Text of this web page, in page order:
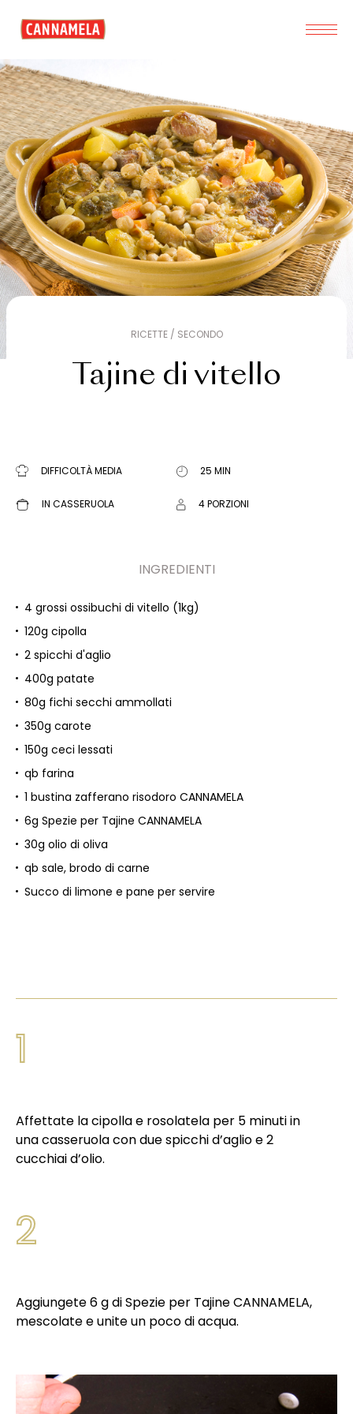
RICETTE / SECONDO
Tajine di vitello
DIFFICOLTÀ MEDIA 25 MIN
IN CASSERUOLA 4 PORZIONI
INGREDIENTI
4 grossi ossibuchi di vitello (1kg)
120g cipolla
2 spicchi d'aglio
400g patate
80g fichi secchi ammollati
350g carote
150g ceci lessati
qb farina
1 bustina zafferano risodoro CANNAMELA
6g Spezie per Tajine CANNAMELA
30g olio di oliva
qb sale, brodo di carne
Succo di limone e pane per servire
1
Affettate la cipolla e rosolatela per 5 minuti in
una casseruola con due spicchi d’aglio e 2
cucchiai d’olio.
2
Aggiungete 6 g di Spezie per Tajine CANNAMELA,
mescolate e unite un poco di acqua.